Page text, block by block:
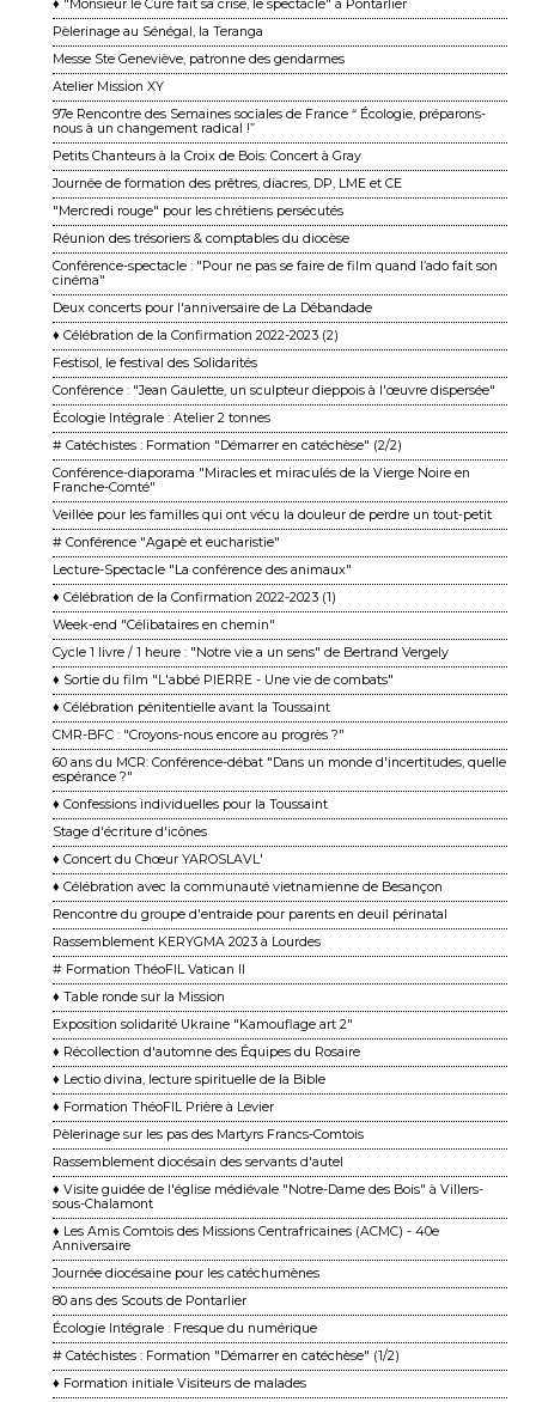
♦ "Monsieur le Curé fait sa crise, le spectacle" à Pontarlier
Pèlerinage au Sénégal, la Teranga
Messe Ste Geneviève, patronne des gendarmes
Atelier Mission XY
97e Rencontre des Semaines sociales de France “ Écologie, préparons-
nous à un changement ra dical !”
Petits Chanteurs à la Croix de Bois: Concert à Gray
Journée de formation des prêtres, diacres, DP, LME et CE
"Mercredi rouge" pour les chrétiens persécutés
Réunion des trésoriers & comptables du diocèse
Conférence-spectacle : "Pour ne pas se faire de film quand l’ado fait son
cinéma"
Deux concerts pour l'anniversaire de La Débandade
♦ Célébration de la Confirmation 2022-2023 (2)
Festisol, le festival des Solidarités
Conférence : "Jean Gaulette, un sculpteur dieppois à l'œuvre dispersée"
Écologie Intégrale : Atelier 2 tonnes
# Catéchistes : Formation "Démarrer en catéchèse" (2/2)
Conférence-diaporama "Miracles et miraculés de la Vierge Noire en
Franche-Comté"
Veillée pour les familles qui ont vécu la douleur de perdre un tout-petit
# Conférence "Agapè et eucharistie"
Lecture-Spectacle "La conférence des animaux"
♦ Célébration de la Confirmation 2022-2023 (1)
Week-end "Célibataires en chemin"
Cycle 1 livre / 1 heure : "Notre vie a un sens" de Bertrand Vergely
♦ Sortie du film "L'abbé PIERRE - Une vie de combats"
♦ Célébration pénitentielle avant la Toussaint
CMR-BFC : "Croyons-nous encore au progrès ?"
60 ans du MCR: Conférence-débat "Dans un monde d'incertitudes, quelle
espérance ?"
♦ Confessions individuelles pour la Toussaint
Stage d'écriture d'icônes
♦ Concert du Chœur YAROSLAVL'
♦ Célébration avec la communauté vietnamienne de Besançon
Rencontre du groupe d'entraide pour parents en deuil périnatal
Rassemblement KERYGMA 2023 à Lourdes
# Formation ThéoFIL Vatican II
♦ Table ronde sur la Mission
Exposition solidarité Ukraine "Kamouflage art 2"
♦ Récollection d'automne des Équipes du Rosaire
♦ Lectio divina, lecture spirituelle de la Bible
♦ Formation ThéoFIL Prière à Levier
Pèlerinage sur les pas des Martyrs Francs-Comtois
Rassemblement diocésain des servants d'autel
♦ Visite guidée de l'église médiévale "Notre-Dame des Bois" à Villers-
sous-Chalamont
♦ Les Amis Comtois des Missions Centrafricaines (ACMC) - 40e
Anniversaire
Journée diocésaine pour les catéchumènes
80 ans des Scouts de Pontarlier
Écologie Intégrale : Fresque du numérique
# Catéchistes : Formation "Démarrer en catéchèse" (1/2)
♦ Formation initiale Visiteurs de malades